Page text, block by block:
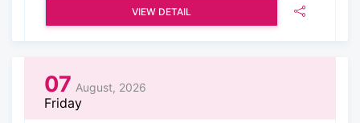
VIEW DETAIL
07 August, 2026
Friday